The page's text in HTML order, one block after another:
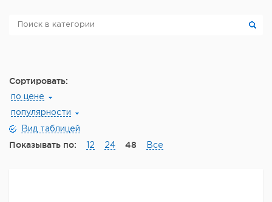
Сортировать:
по цене
популярности
Вид таблицей
Показывать по: 12 24 48 Все